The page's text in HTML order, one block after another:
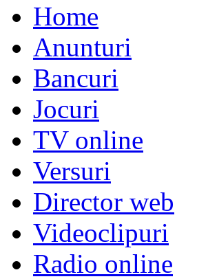
Home
Anunturi
Bancuri
Jocuri
TV online
Versuri
Director web
Videoclipuri
Radio online